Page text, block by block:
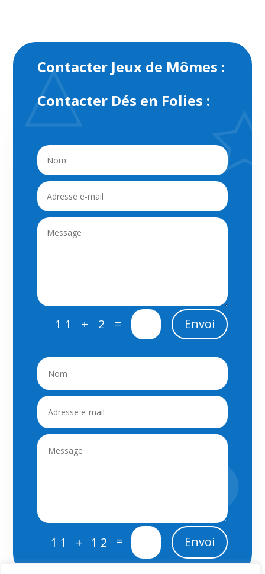
Contacter Jeux de Mômes :
Contacter Dés en Folies :
11 + 2 = Envoi
11 + 12 = Envoi